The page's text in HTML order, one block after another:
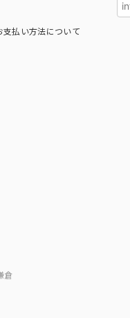
支払い方法について
倉